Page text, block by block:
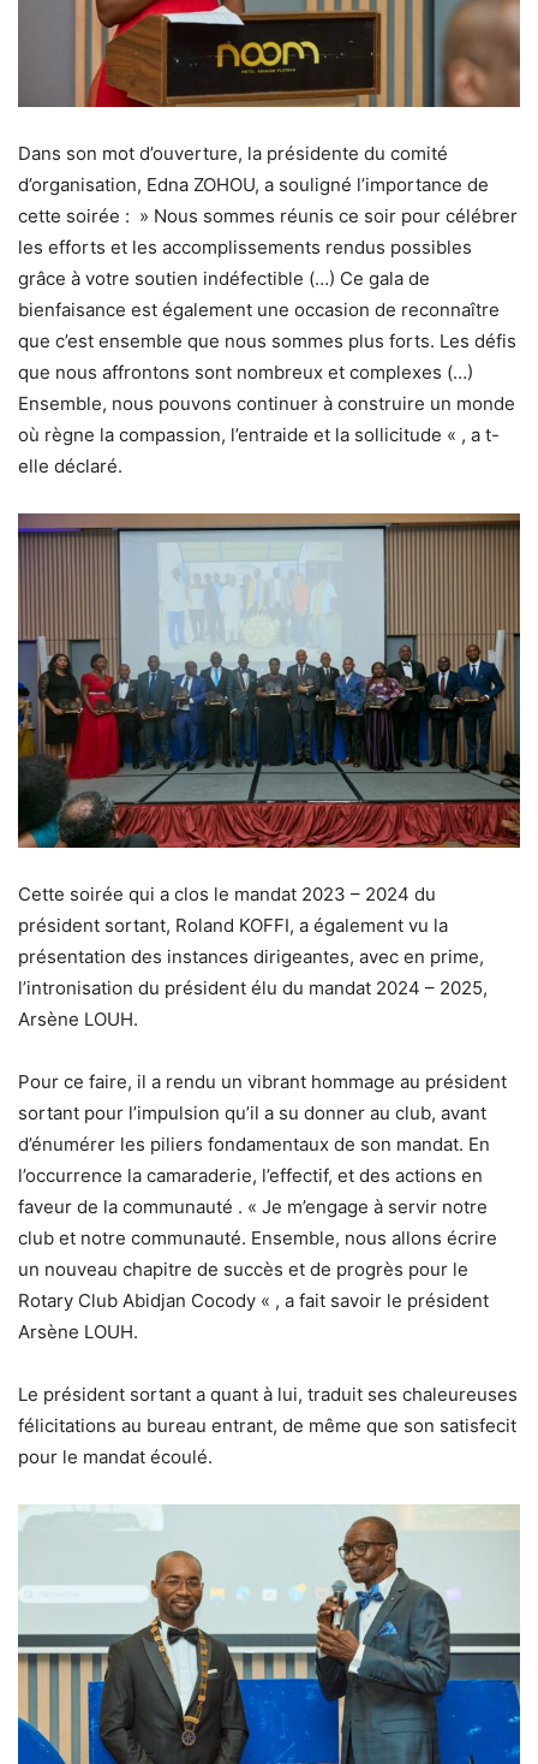
Dans son mot d’ouverture, la présidente du comité
d’organisation, Edna ZOHOU, a souligné l’importance de
cette soirée : » Nous sommes réunis ce soir pour célébrer
les efforts et les accomplissements rendus possibles
grâce à votre soutien indéfectible (…) Ce gala de
bienfaisance est également une occasion de reconnaître
que c’est ensemble que nous sommes plus forts. Les défis
que nous affrontons sont nombreux et complexes (…)
Ensemble, nous pouvons continuer à construire un monde
où règne la compassion, l’entraide et la sollicitude « , a t-
elle déclaré.
Cette soirée qui a clos le mandat 2023 – 2024 du
président sortant, Roland KOFFI, a également vu la
présentation des instances dirigeantes, avec en prime,
l’intronisation du président élu du mandat 2024 – 2025,
Arsène LOUH.
Pour ce faire, il a rendu un vibrant hommage au président
sortant pour l’impulsion qu’il a su donner au club, avant
d’énumérer les piliers fondamentaux de son mandat. En
l’occurrence la camaraderie, l’effectif, et des actions en
faveur de la communauté . « Je m’engage à servir notre
club et notre communauté. Ensemble, nous allons écrire
un nouveau chapitre de succès et de progrès pour le
Rotary Club Abidjan Cocody « , a fait savoir le président
Arsène LOUH.
Le président sortant a quant à lui, traduit ses chaleureuses
félicitations au bureau entrant, de même que son satisfecit
pour le mandat écoulé.